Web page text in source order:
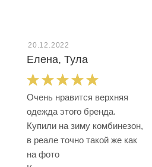
20.12.2022
Елена, Тула
Очень нравится верхняя
одежда этого бренда.
Купили на зиму комбинезон,
в реале точно такой же как
на фото